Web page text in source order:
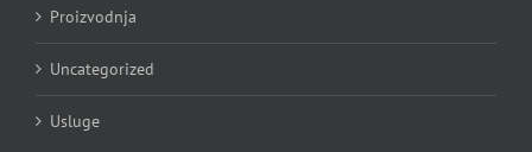
Proizvodnja
Uncategorized
Usluge